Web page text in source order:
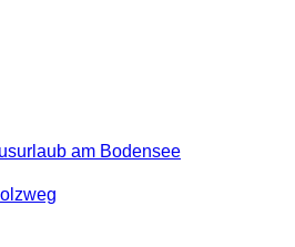
am Bodensee